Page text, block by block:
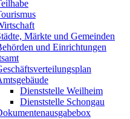
Märkte und Gemeinden
und Einrichtungen
Dienststelle Weilheim
Dienststelle Schongau